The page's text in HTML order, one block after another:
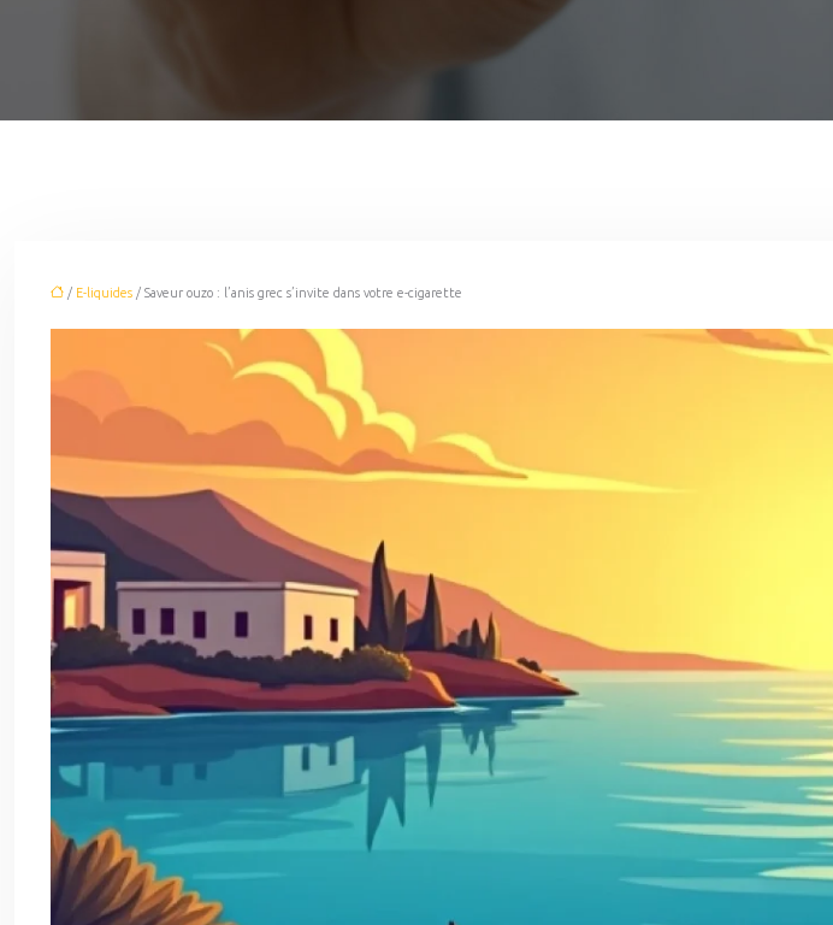
/ E-liquides / Saveur ouzo : l’anis grec s’invite dans votre e-cigarette